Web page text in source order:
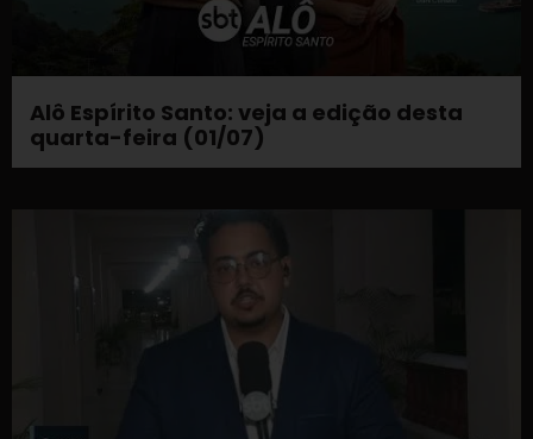
Alô Espírito Santo: veja a edição desta
quarta-feira (01/07)